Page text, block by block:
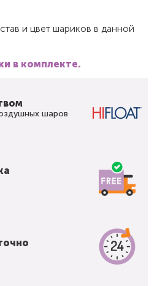
и цвет шариков в данной
в комплекте.
шаров